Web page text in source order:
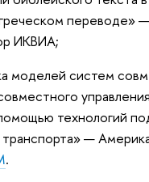
переводе»
ИКВИА;
моделей систем
технологий
—
.